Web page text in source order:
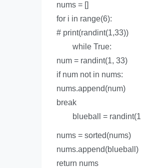
nums = []
for i in range(6):
# print(randint(1,33))
while True:
num = randint(1, 33)
if num not in nums:
nums.append(num)
break
blueball = randint(1
nums = sorted(nums)
nums.append(blueball)
return nums